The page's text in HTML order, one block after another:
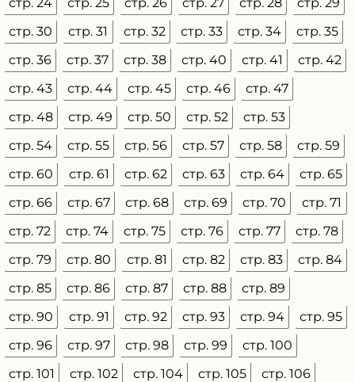
стр. 30
стр. 31 стр. 32 стр. 33 стр. 34
стр. 35
стр. 36
стр. 37 стр. 38 стр. 40 стр. 41
стр. 42
стр. 43
стр. 44 стр. 45 стр. 46
стр. 47
стр. 48
стр. 49 стр. 50 стр. 52
стр. 53
стр. 54
стр. 55 стр. 56 стр. 57 стр. 58
стр. 59
стр. 60
стр. 61 стр. 62 стр. 63 стр. 64
стр. 65
стр. 66
стр. 67 стр. 68 стр. 69 стр. 70
стр. 71
стр. 72
стр. 74 стр. 75 стр. 76 стр. 77
стр. 78
стр. 79
стр. 80 стр. 81 стр. 82 стр. 83
стр. 84
стр. 85
стр. 86 стр. 87 стр. 88
стр. 89
стр. 90
стр. 91 стр. 92 стр. 93 стр. 94
стр. 95
стр. 96
стр. 97 стр. 98 стр. 99
стр. 100
стр. 101
стр. 102 стр. 104 стр. 105
стр. 106